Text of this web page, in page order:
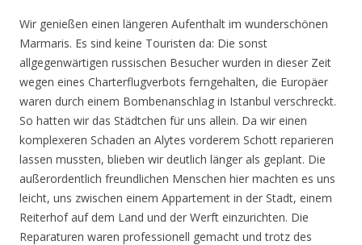
Wir genießen einen längeren Aufenthalt im wunderschönen
Marmaris. Es sind keine Touristen da: Die sonst
allgegenwärtigen russischen Besucher wurden in dieser Zeit
wegen eines Charterflugverbots ferngehalten, die Europäer
waren durch einem Bombenanschlag in Istanbul verschreckt.
So hatten wir das Städtchen für uns allein. Da wir einen
komplexeren Schaden an Alytes vorderem Schott reparieren
lassen mussten, blieben wir deutlich länger als geplant. Die
außerordentlich freundlichen Menschen hier machten es uns
leicht, uns zwischen einem Appartement in der Stadt, einem
Reiterhof auf dem Land und der Werft einzurichten. Die
Reparaturen waren professionell gemacht und trotz des